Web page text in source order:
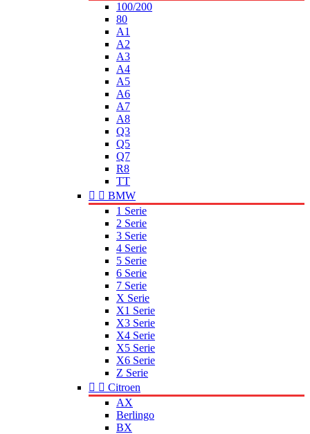
100/200
80
A1
A2
A3
A4
A5
A6
A7
A8
Q3
Q5
Q7
R8
TT
  BMW
1 Serie
2 Serie
3 Serie
4 Serie
5 Serie
6 Serie
7 Serie
X Serie
X1 Serie
X3 Serie
X4 Serie
X5 Serie
X6 Serie
Z Serie
  Citroen
AX
Berlingo
BX